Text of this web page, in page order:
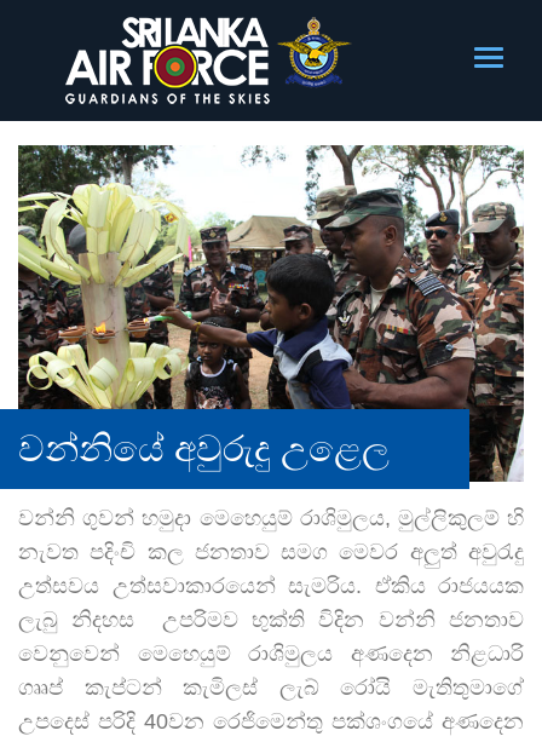
වන්නියේ අවුරුදු උළෙල
වන්නි ගුවන් හමුදා මෙහෙයුම් රාශිමුලය, මුල්ලිකුලම් හි
නැවත පදිංචි කල ජනතාව සමග මෙවර අලුත් අවුරැදු
උත්සවය උත්සවාකාරයෙන් සැමරිය. ඒකිය රාජ‍යයක
ලැබු නිදහස උපරිමව භුක්ති විදින වන්නි ජනතාව
වෙනුවෙන් මෙහෙයුම් රාශිමුලය අණදෙන නිළධාරි
ගෲප් කැප්ටන් කැමිලස් ලැබ් රෝයි මැතිතුමාගේ
උපදෙස් පරිදි 40වන රෙජිමෙන්තු පක්ශංගයේ අණදෙන